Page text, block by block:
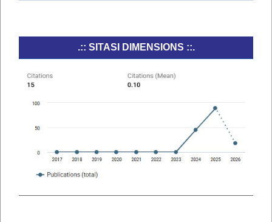
.:: SITASI DIMENSIONS ::.